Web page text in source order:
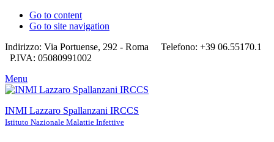
Go to content
Go to site navigation
Indirizzo: Via Portuense, 292 - Roma Telefono: +39 06.55170.1
P.IVA: 05080991002
Menu
INMI Lazzaro Spallanzani IRCCS
Istituto Nazionale Malattie Infettive